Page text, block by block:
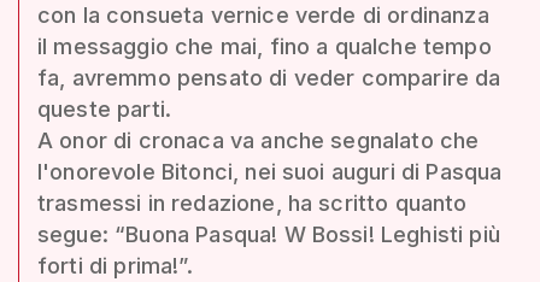
con la consueta vernice verde di ordinanza
il messaggio che mai, fino a qualche tempo
fa, avremmo pensato di veder comparire da
queste parti.
A onor di cronaca va anche segnalato che
l'onorevole Bitonci, nei suoi auguri di Pasqua
trasmessi in redazione, ha scritto quanto
segue: “Buona Pasqua! W Bossi! Leghisti più
forti di prima!”.